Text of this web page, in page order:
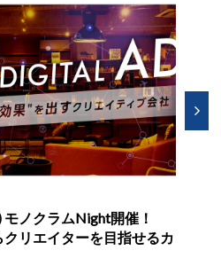
ノクラムNight開催！
クリエイターを目指せるカ